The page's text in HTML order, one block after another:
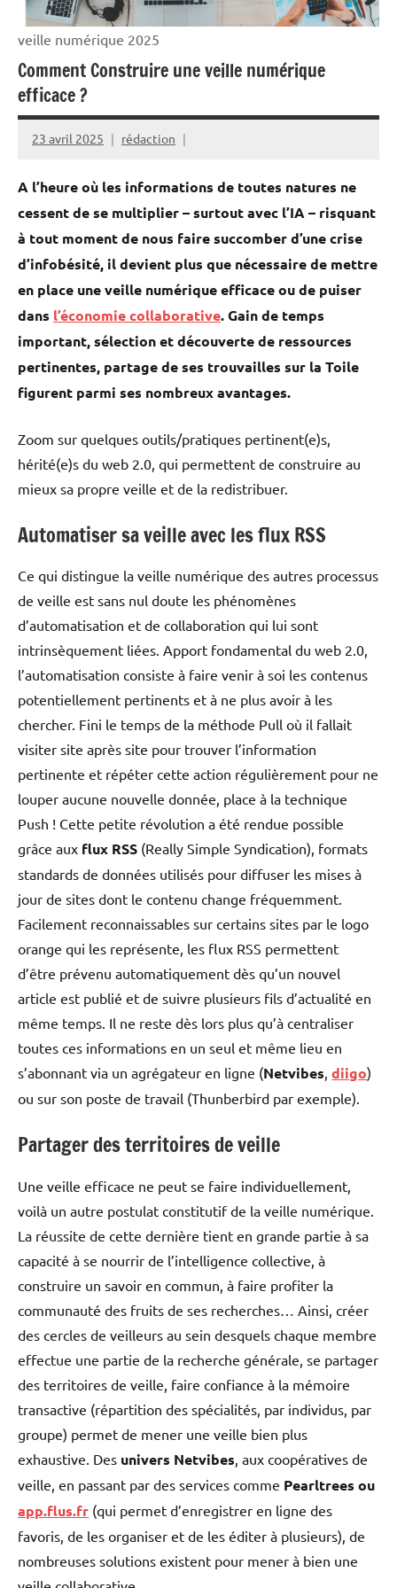
veille numérique 2025
Comment Construire une veille numérique
efficace ?
23 avril 2025 rédaction
A l’heure où les informations de toutes natures ne
cessent de se multiplier – surtout avec l’IA – risquant
à tout moment de nous faire succomber d’une crise
d’infobésité, il devient plus que nécessaire de mettre
en place une veille numérique efficace ou de puiser
dans l’économie collaborative. Gain de temps
important, sélection et découverte de ressources
pertinentes, partage de ses trouvailles sur la Toile
figurent parmi ses nombreux avantages.
Zoom sur quelques outils/pratiques pertinent(e)s,
hérité(e)s du web 2.0, qui permettent de construire au
mieux sa propre veille et de la redistribuer.
Automatiser sa veille avec les flux RSS
Ce qui distingue la veille numérique des autres processus
de veille est sans nul doute les phénomènes
d’automatisation et de collaboration qui lui sont
intrinsèquement liées. Apport fondamental du web 2.0,
l’automatisation consiste à faire venir à soi les contenus
potentiellement pertinents et à ne plus avoir à les
chercher. Fini le temps de la méthode Pull où il fallait
visiter site après site pour trouver l’information
pertinente et répéter cette action régulièrement pour ne
louper aucune nouvelle donnée, place à la technique
Push ! Cette petite révolution a été rendue possible
grâce aux flux RSS (Really Simple Syndication), formats
standards de données utilisés pour diffuser les mises à
jour de sites dont le contenu change fréquemment.
Facilement reconnaissables sur certains sites par le logo
orange qui les représente, les flux RSS permettent
d’être prévenu automatiquement dès qu’un nouvel
article est publié et de suivre plusieurs fils d’actualité en
même temps. Il ne reste dès lors plus qu’à centraliser
toutes ces informations en un seul et même lieu en
s’abonnant via un agrégateur en ligne (Netvibes, diigo)
ou sur son poste de travail (Thunberbird par exemple).
Partager des territoires de veille
Une veille efficace ne peut se faire individuellement,
voilà un autre postulat constitutif de la veille numérique.
La réussite de cette dernière tient en grande partie à sa
capacité à se nourrir de l’intelligence collective, à
construire un savoir en commun, à faire profiter la
communauté des fruits de ses recherches… Ainsi, créer
des cercles de veilleurs au sein desquels chaque membre
effectue une partie de la recherche générale, se partager
des territoires de veille, faire confiance à la mémoire
transactive (répartition des spécialités, par individus, par
groupe) permet de mener une veille bien plus
exhaustive. Des univers Netvibes , aux coopératives de
veille, en passant par des services comme Pearltrees ou
app.flus.fr (qui permet d’enregistrer en ligne des
favoris, de les organiser et de les éditer à plusieurs), de
nombreuses solutions existent pour mener à bien une